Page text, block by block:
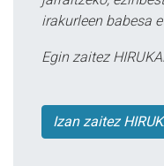
irakurleen babesa
Egin zaitez
Izan zaitez